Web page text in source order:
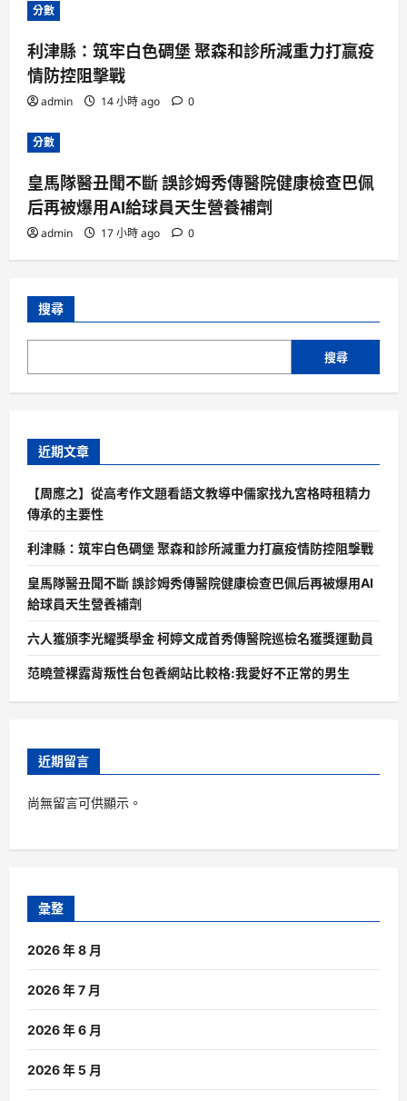
分數
利津縣：筑牢白色碉堡 聚森和診所減重力打贏疫
情防控阻擊戰
admin 14 小時 ago 0
分數
皇馬隊醫丑聞不斷 誤診姆秀傳醫院健康檢查巴佩
后再被爆用AI給球員天生營養補劑
admin 17 小時 ago 0
搜尋
搜尋
近期文章
【周應之】從高考作文題看語文教導中儒家找九宮格時租精力
傳承的主要性
利津縣：筑牢白色碉堡 聚森和診所減重力打贏疫情防控阻擊戰
皇馬隊醫丑聞不斷 誤診姆秀傳醫院健康檢查巴佩后再被爆用AI
給球員天生營養補劑
六人獲頒李光耀獎學金 柯婷文成首秀傳醫院巡檢名獲獎運動員
范曉萱裸露背叛性台包養網站比較格:我愛好不正常的男生
近期留言
尚無留言可供顯示。
彙整
2026 年 8 月
2026 年 7 月
2026 年 6 月
2026 年 5 月